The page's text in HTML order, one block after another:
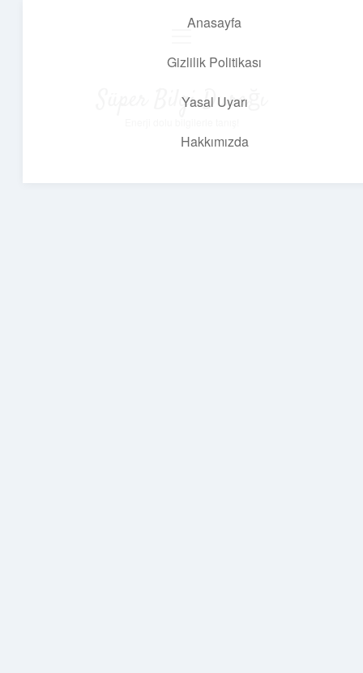
Anasayfa
Gizlilik Politikası
Yasal Uyarı
Hakkımızda
Süper Bilgi Durağı